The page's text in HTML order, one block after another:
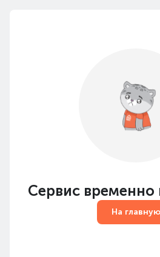
Сервис временно
На главную